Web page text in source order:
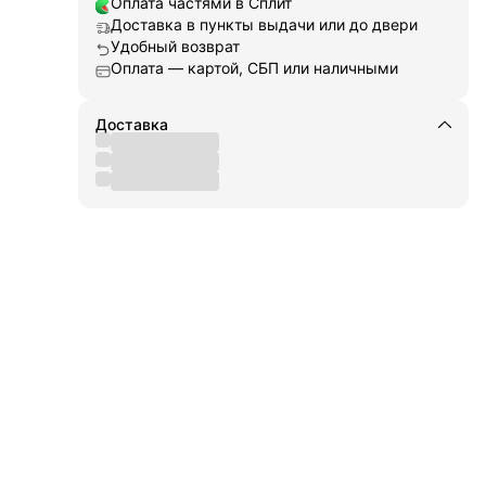
Доставка в пункты выдачи или до двери
Удобный возврат
Оплата — картой, СБП или наличными
Доставка